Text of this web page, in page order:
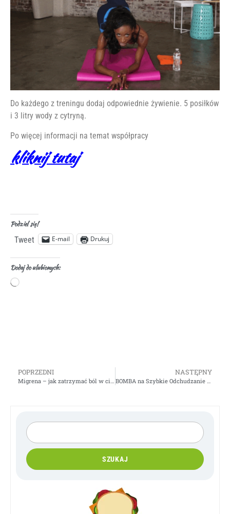
Do każdego z treningu dodaj odpowiednie żywienie. 5 posiłków
i 3 litry wody z cytryną.
Po więcej informacji na temat współpracy
kliknij tutaj
Podziel się!
Tweet E-mail Drukuj
Dodaj do ulubionych:
SZUKAJ
POPRZEDNI NASTĘPNY